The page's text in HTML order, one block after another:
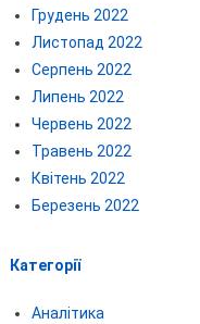
Грудень 2022
Листопад 2022
Серпень 2022
Липень 2022
Червень 2022
Травень 2022
Квітень 2022
Березень 2022
Категорії
Аналітика